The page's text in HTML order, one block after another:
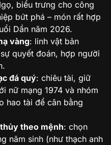
biểu trưng cho công
bứt phá – món rất hợp
Dần năm 2026.
vàng: linh vật bản
quyết đoán, hợp người
đá quý: chiêu tài, giữ
nữ mạng 1974 và nhóm
hao tài để cân bằng
theo mệnh: chọn
năm sinh (như thạch anh